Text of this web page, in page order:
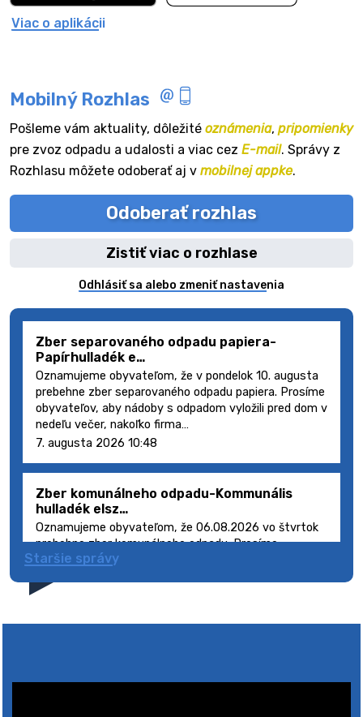
Viac o aplikácii
Mobilný Rozhlas
Pošleme vám aktuality, dôležité oznámenia, pripomienky
pre zvoz odpadu a udalosti a viac cez E-mail. Správy z
Rozhlasu môžete odoberať aj v mobilnej appke.
Odoberať rozhlas
Zistiť viac o rozhlase
Odhlásiť sa alebo zmeniť nastavenia
Zber separovaného odpadu papiera-
Papírhulladék e…
Oznamujeme obyvateľom, že v pondelok 10. augusta
prebehne zber separovaného odpadu papiera. Prosíme
obyvateľov, aby nádoby s odpadom vyložili pred dom v
nedeľu večer, nakoľko firma…
7. augusta 2026 10:48
Zber komunálneho odpadu-Kommunális
hulladék elsz…
Oznamujeme obyvateľom, že 06.08.2026 vo štvrtok
prebehne zber komunálneho odpadu. Prosíme
obyvateľov, aby smetné nádoby s odpadom vyložili
5. augusta 2026 08:41
Staršie správy